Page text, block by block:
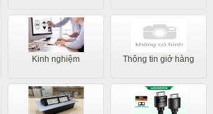
Kinh nghiệm Thông tin giở hàng